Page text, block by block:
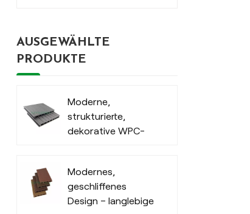
AUSGEWÄHLTE
PRODUKTE
Moderne,
strukturierte,
dekorative WPC-
Modernes,
geschliffenes
Design – langlebige